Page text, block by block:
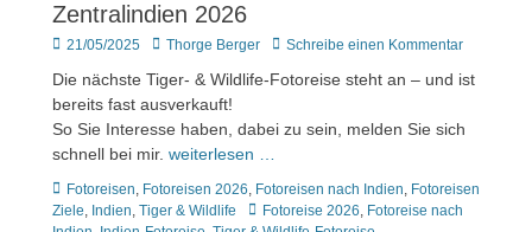
Zentralindien 2026
Veröffentlicht
21/05/2025 Author
Thorge Berger Schreibe einen Kommentar
Die nächste Tiger- & Wildlife-Fotoreise steht an – und ist
bereits fast ausverkauft!
So Sie Interesse haben, dabei zu sein, melden Sie sich
schnell bei mir. weiterlesen …
Kategorien
Fotoreisen, Fotoreisen 2026, Fotoreisen nach Indien, Fotoreisen
Ziele, Indien, Tiger & Wildlife TagsFotoreise 2026, Fotoreise nach